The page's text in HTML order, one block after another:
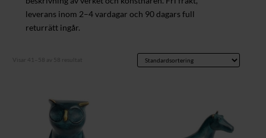
leverans inom 2–4 vardagar och 90 dagars full
returrätt ingår.
Visar 41–58 av 58 resultat